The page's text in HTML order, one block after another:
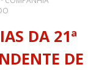
DA 21ª
DE